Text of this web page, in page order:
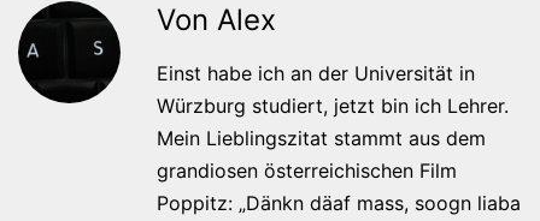
Von Alex
Einst habe ich an der Universität in
Würzburg studiert, jetzt bin ich Lehrer.
Mein Lieblingszitat stammt aus dem
grandiosen österreichischen Film
Poppitz: „Dänkn däaf mass, soogn liaba